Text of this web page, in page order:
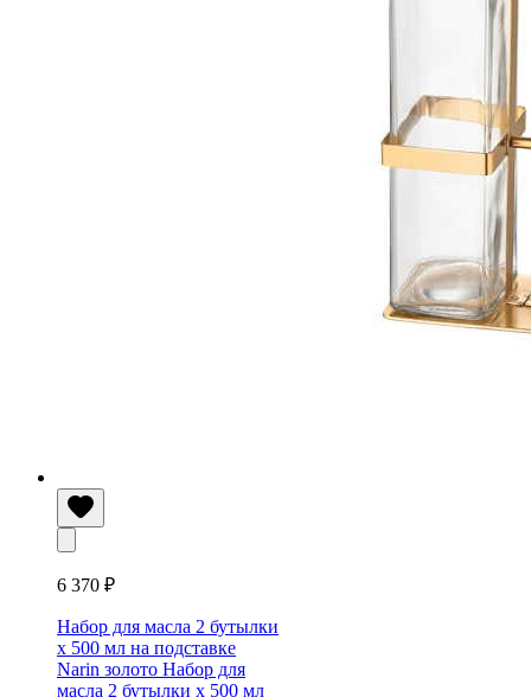
6 370 ₽
Набор для масла 2 бутылки
х 500 мл на подставке
Narin золото Набор для
масла 2 бутылки х 500 мл